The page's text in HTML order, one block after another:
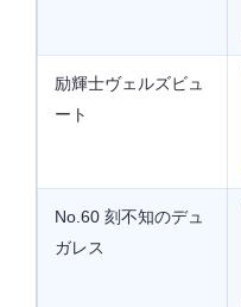
励輝士ヴェルズビュ
ート
No.60 刻不知のデュ
ガレス